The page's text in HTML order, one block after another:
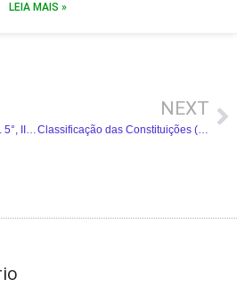
LEIA MAIS »
Princípio da Legalidade (art. 5°, II, CF) – Resumo Completo
NEXT
Classificação das Constituições (Direito Constitucional) – Resumo Completo